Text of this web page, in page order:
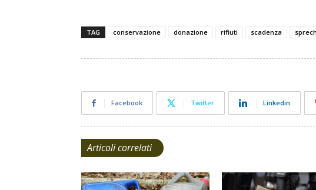
TAG conservazione donazione rifiuti scadenza
Facebook Twitter Linkedin
Articoli correlati